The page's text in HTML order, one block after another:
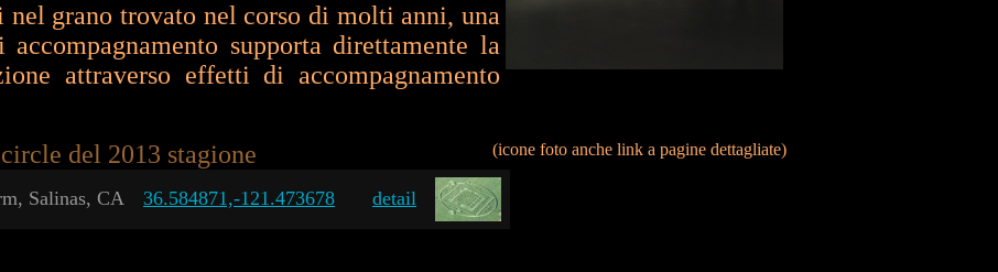
grano trovato nel corso di molti anni, una
supporta direttamente la
attraverso effetti di accompagnamento
(icone foto anche link a pagine dettagliate)
del 2013 stagione
Salinas, CA 36.584871,-121.473678 detail